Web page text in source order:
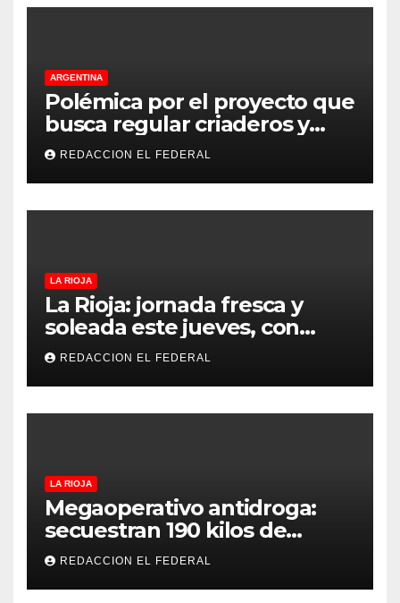
ARGENTINA
Polémica por el proyecto que
busca regular criaderos y
refugios de perros y gatos:
denuncian excesos, mientras
proteccionistas reclaman
controles más duros
REDACCION EL FEDERAL
LA RIOJA
La Rioja: jornada fresca y
soleada este jueves, con
temperaturas estables para
el viernes
REDACCION EL FEDERAL
LA RIOJA
Megaoperativo antidroga:
secuestran 190 kilos de
marihuana que tenían como
destino La Rioja y Catamarca
REDACCION EL FEDERAL